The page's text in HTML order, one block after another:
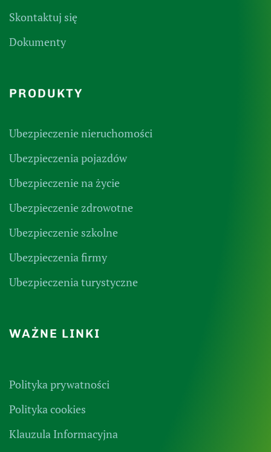
Skontaktuj się
Dokumenty
PRODUKTY
Ubezpieczenie nieruchomości
Ubezpieczenia pojazdów
Ubezpieczenie na życie
Ubezpieczenie zdrowotne
Ubezpieczenie szkolne
Ubezpieczenia firmy
Ubezpieczenia turystyczne
WAŻNE LINKI
Polityka prywatności
Polityka cookies
Klauzula Informacyjna